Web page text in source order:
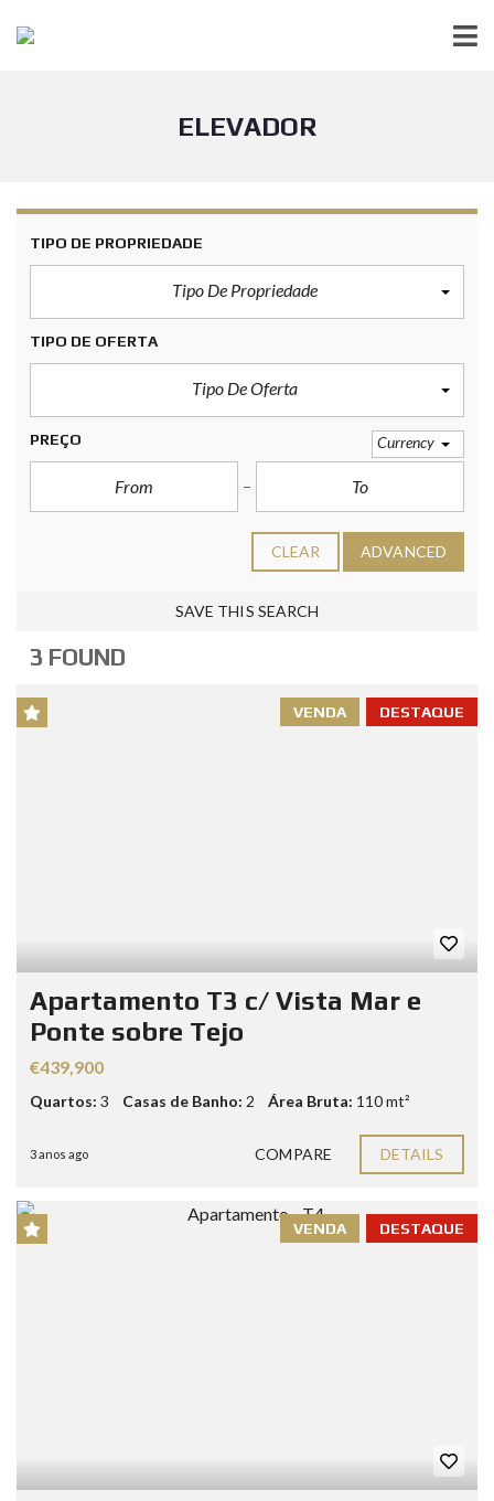
ELEVADOR
TIPO DE PROPRIEDADE
Tipo De Propriedade
TIPO DE OFERTA
Tipo De Oferta
PREÇO Currency
CLEAR ADVANCED
SAVE THIS SEARCH
3 FOUND
DESTAQUE
VENDA
Apartamento T3 c/ Vista Mar e
Ponte sobre Tejo
€439,900
Quartos: 3 Casas de Banho: 2 Área Bruta: 110 mt²
3 anos ago COMPARE DETAILS
DESTAQUE
VENDA